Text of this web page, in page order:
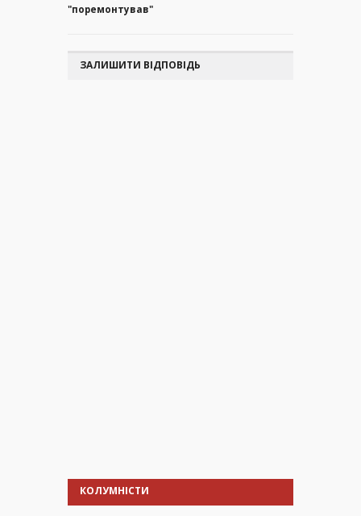
"поремонтував"
ЗАЛИШИТИ ВІДПОВІДЬ
КОЛУМНІСТИ